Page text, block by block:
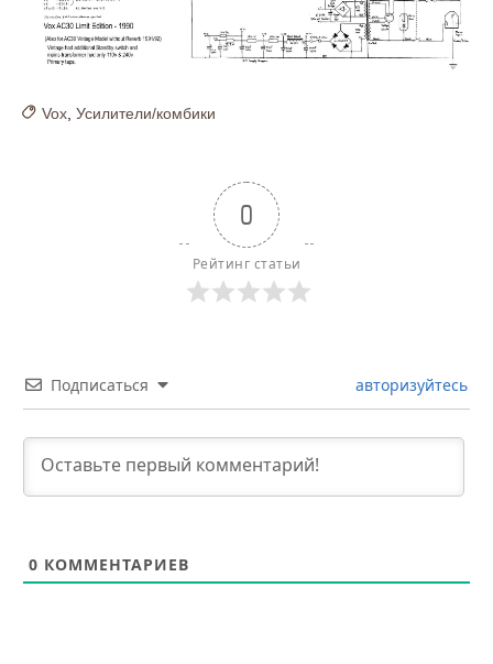
Vox Усилители/комбики
0
Рейтинг статьи
Подписаться авторизуйтесь
0 КОММЕНТАРИЕВ